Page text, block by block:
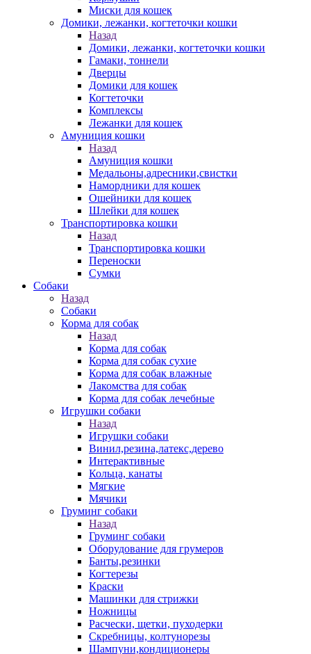
Миски для кошек
Домики, лежанки, когтеточки кошки
Назад
Домики, лежанки, когтеточки кошки
Гамаки, тоннели
Дверцы
Домики для кошек
Когтеточки
Комплексы
Лежанки для кошек
Амуниция кошки
Назад
Амуниция кошки
Медальоны,адресники,свистки
Намордники для кошек
Ошейники для кошек
Шлейки для кошек
Транспортировка кошки
Назад
Транспортировка кошки
Переноски
Сумки
Собаки
Назад
Собаки
Корма для собак
Назад
Корма для собак
Корма для собак сухие
Корма для собак влажные
Лакомства для собак
Корма для собак лечебные
Игрушки собаки
Назад
Игрушки собаки
Винил,резина,латекс,дерево
Интерактивные
Кольца, канаты
Мягкие
Мячики
Груминг собаки
Назад
Груминг собаки
Оборудование для грумеров
Банты,резинки
Когтерезы
Краски
Машинки для стрижки
Ножницы
Расчески, щетки, пуходерки
Скребницы, колтунорезы
Шампуни,кондиционеры